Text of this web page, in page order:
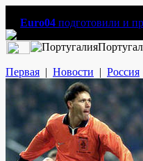
Euro04 подготовили и
Первая | Новости | Россия